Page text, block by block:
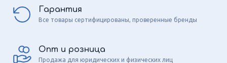
Гарантия
Все товары сертифицированы, проверенные бренды
Опт и розница
Продажа для юридических и физических лиц